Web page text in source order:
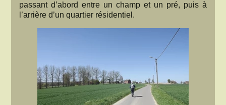
passant d’abord entre un champ et un pré, puis à
l’arrière d’un quartier résidentiel.